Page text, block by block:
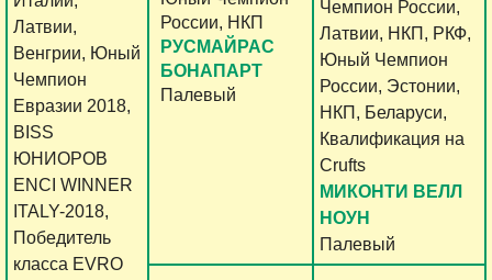
Латвии,
Венгрии, Юный
Чемпион
Евразии 2018,
BISS
ЮНИОРОВ
ENCI WINNER
ITALY-2018,
Победитель
класса EVRO
России, НКП
РУСМАЙРАС
БОНАПАРТ
Палевый
Чемпион России,
Латвии, НКП, РКФ,
Юный Чемпион
России, Эстонии,
НКП, Беларуси,
Квалификация на
Crufts
МИКОНТИ ВЕЛЛ
НОУН
Палевый